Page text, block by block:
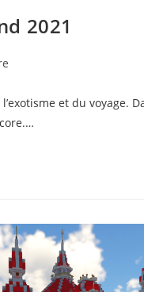
2021
et du voyage.